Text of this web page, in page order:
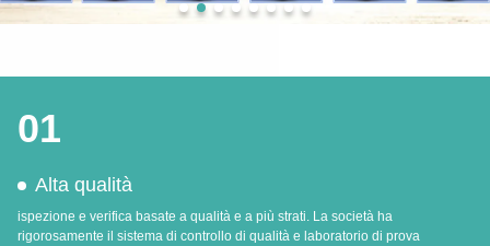
01
Alta qualità
ispezione e verifica basate a qualità e a più strati. La società ha
rigorosamente il sistema di controllo di qualità e laboratorio di prova